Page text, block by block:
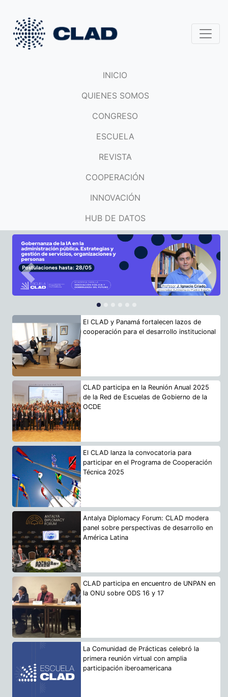
INICIO
QUIENES SOMOS
CONGRESO
ESCUELA
REVISTA
COOPERACIÓN
INNOVACIÓN
HUB DE DATOS
Previous Next
El CLAD y Panamá fortalecen lazos de
cooperación para el desarrollo institucional
CLAD participa en la Reunión Anual 2025
de la Red de Escuelas de Gobierno de la
OCDE
El CLAD lanza la convocatoria para
participar en el Programa de Cooperación
Técnica 2025
Antalya Diplomacy Forum: CLAD modera
panel sobre perspectivas de desarrollo en
América Latina
CLAD participa en encuentro de UNPAN en
la ONU sobre ODS 16 y 17
La Comunidad de Prácticas celebró la
primera reunión virtual con amplia
participación iberoamericana